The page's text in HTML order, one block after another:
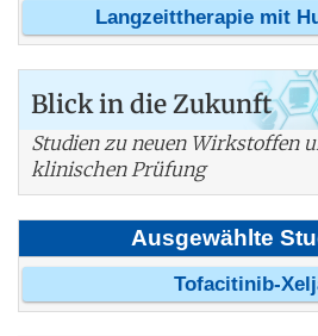
Langzeittherapie mit
Blick in die Zukunft
Studien zu neuen Wirkstoffen
klinischen Prüfung
Ausgewählte
Tofacitinib-